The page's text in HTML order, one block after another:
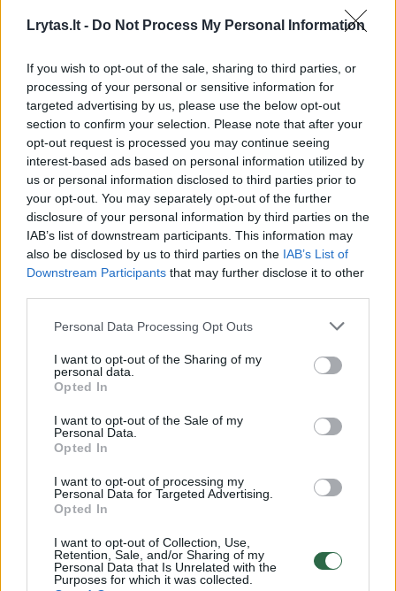
Lrytas.lt - Do Not Process My Personal Information
If you wish to opt-out of the sale, sharing to third parties, or
processing of your personal or sensitive information for
targeted advertising by us, please use the below opt-out
section to confirm your selection. Please note that after your
opt-out request is processed you may continue seeing
interest-based ads based on personal information utilized by
us or personal information disclosed to third parties prior to
your opt-out. You may separately opt-out of the further
disclosure of your personal information by third parties on the
IAB’s list of downstream participants. This information may
also be disclosed by us to third parties on the IAB’s List of
Downstream Participants that may further disclose it to other
Personal Data Processing Opt Outs
I want to opt-out of the Sharing of my
personal data.
Opted In
I want to opt-out of the Sale of my
Personal Data.
Opted In
I want to opt-out of processing my
Personal Data for Targeted Advertising.
Opted In
I want to opt-out of Collection, Use,
Retention, Sale, and/or Sharing of my
Personal Data that Is Unrelated with the
Purposes for which it was collected.
G. Linkė turėjo ir kuo pasidžiaugti. Šiemet
organizacija gelbėjo ne tik naminius gyvūnus,
bet padėjo ir laukiniams.
Deja, bet šie metai klinikėlei ypač sunkūs –
trūksta pinigėlių gyvūnų gydymui, priežiūrai ir
net maistui, o ką jau kalbėti apie šildymo ir
elektros sąskaitas.
akcijos, sterilizuojamos beglobės katės.
Labai norėtumėm, kad šis gimtadienis
nebūtų paskutinis. Kad dar ne vienerius
metus galėtume tęsti darbus ir padėti tiems,
kam labiausia reikia.
Deja, pakilusios elektros kainos palietė ir mus.